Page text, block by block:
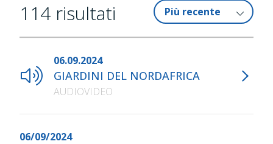
114 risultati
06.09.2024
GIARDINI DEL NORDAFRICA
AUDIOVIDEO
06/09/2024